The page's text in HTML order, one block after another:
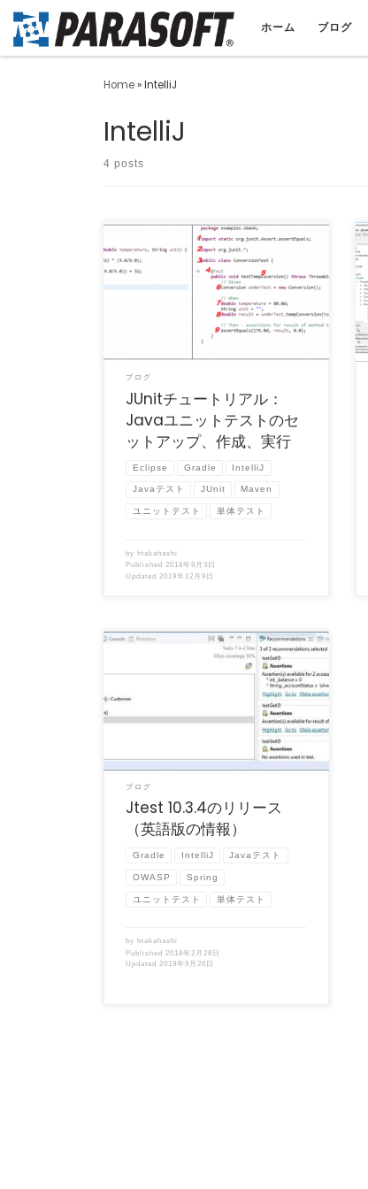
ホーム ブログ
Home»IntelliJ
IntelliJ
4 posts
今回は、JUnitテストのセットアップ、作
成、実行方法に関する簡単なJUnitチュート
ブログ
JUnitチュートリアル：
Javaユニットテストのセ
ットアップ、作成、実行
Eclipse Gradle IntelliJ
Javaテスト JUnit Maven
ユニットテスト 単体テスト
by htakahashi
Published2018年9月3日
Updated 2019年12月9日
（この記事は、開発元Parasoft社 Blog
ブログ
Jtest 10.3.4のリリース
（英語版の情報）
Gradle IntelliJ Javaテスト
OWASP Spring
ユニットテスト 単体テスト
by htakahashi
Published 2018年2月28日
Updated2019年9月26日